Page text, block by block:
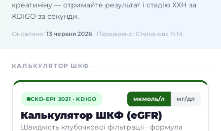
креатиніну — отримайте результат і стадію ХХН за
KDIGO за секунди.
Оновлено: 13 червня 2026 · Перевірено: Степанова Н.М.
КАЛЬКУЛЯТОР ШКФ
CKD-EPI 2021 · KDIGO мкмоль/л мг/дл
Калькулятор ШКФ (eGFR)
Швидкість клубочкової фільтрації · формула